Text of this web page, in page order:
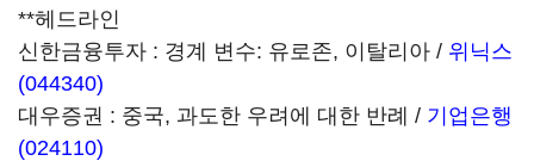
**헤드라인
신한금융투자 : 경계 변수: 유로존, 이탈리아 / 위닉스
(044340)
대우증권 : 중국, 과도한 우려에 대한 반례 / 기업은행
(024110)